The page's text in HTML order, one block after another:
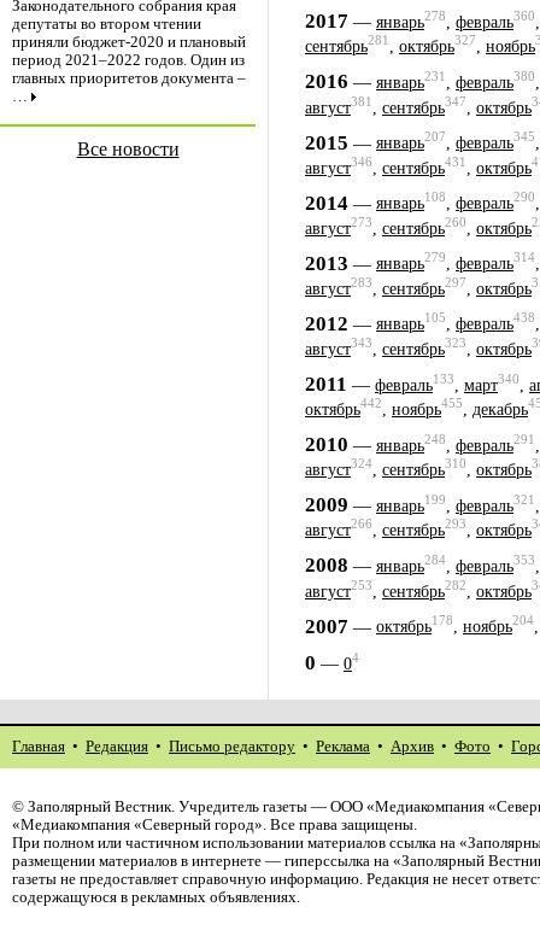
Законодательного собрания края
депутаты во втором чтении
приняли бюджет-2020 и плановый
период 2021–2022 годов. Один из
главных приоритетов документа –
…
Все новости
2017 — январь278 февраль360
сентябрь281, октябрь327, ноябрь
2016 — январь231 февраль380
август381 сентябрь347 октябрь
2015 — январь207, февраль345
август346 сентябрь431 октябрь
2014 — январь108, февраль290
август273 сентябрь260 октябрь
2013 — январь279, февраль314
август283 сентябрь297 октябрь
2012 — январь105, февраль438
август343, сентябрь323, октябрь
2011 — февраль133 март340
октябрь442, ноябрь455, декабрь
2010 — январь248 февраль291
август324, сентябрь310, октябрь
2009 — январь199 февраль321
август266, сентябрь293, октябрь
2008 — январь284 февраль353
август253 сентябрь282 октябрь
2007 — октябрь178, ноябрь204
0 — 04
Главная • Редакция • Письмо редактору • Реклама • Архив • Фото •
© Заполярный Вестник. Учредитель газеты — ООО «Медиакомпания
«Медиакомпания «Северный город». Все права защищены.
При полном или частичном использовании материалов ссылка на
размещении материалов в интернете — гиперссылка на «Заполярный
газеты не предоставляет справочную информацию. Редакция не несет
содержащуюся в рекламных объявлениях.